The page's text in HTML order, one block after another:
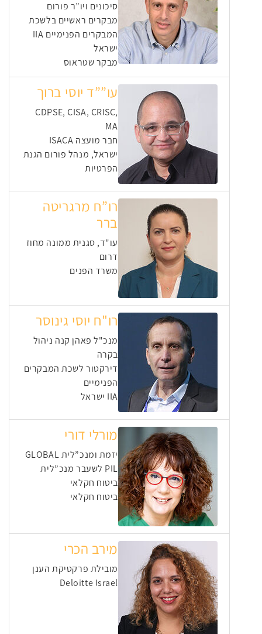
סיכונים ויו”ר פורום
מבקרים ראשיים בלשכת
המבקרים הפנימיים IIA
ישראל
מבקר שטראוס
עו””ד יוסי ברוך
CDPSE, CISA, CRISC,
MA
חבר מועצה ISACA
ישראל, מנהל פורום הגנת
הפרטיות
רו”ח מרגריטה
ברר
עו"ד, סגנית ממונה מחוז
דרום
משרד הפנים
רו"ח יוסי גינוסר
מנכ"ל פאהן קנה ניהול
בקרה
דירקטור לשכת המבקרים
הפנימיים
IIA ישראל
מורלי דורי
יזמת ומנכ”לית GLOBAL
PIL לשעבר מנכ”לית
ביטוח חקלאי
ביטוח חקלאי
מירב הכרי
מובילת פרקטיקת הענן
Deloitte Israel